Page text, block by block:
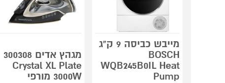
מייבש כביסה 9 ק"ג
BOSCH
WQB245B0IL Heat
Pump
מגהץ אדים 300308
Crystal XL Plate
3000W מורפי